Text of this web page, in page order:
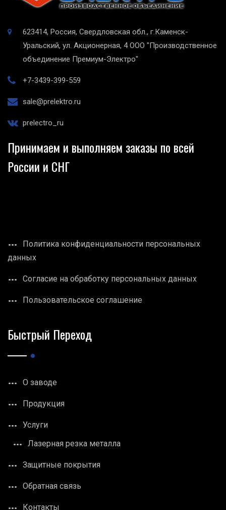
623414, Россия, Свердловская обл., г.Каменск-
Уральский, ул. Акционерная, 4 ООО "Производственное
объединение Премиум-Электро"
+7-3439-399-559
sale@prelektro.ru
prelectro_ru
Принимаем и выполняем заказы по всей
России и СНГ
Политика конфиденциальности персональных
данных
Согласие на обработку персональных данных
Пользовательское соглашение
Быстрый Переход
О заводе
Продукция
Услуги
Лазерная резка металла
Защитные покрытия
Обратная связь
Контакты